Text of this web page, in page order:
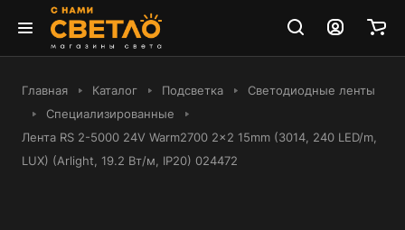
Главная Каталог Подсветка
Светодиодные ленты
Специализированные
Лента RS 2-5000 24V Warm2700 2x2 15mm (3014, 240 LED/m,
LUX) (Arlight, 19.2 Вт/м, IP20) 024472